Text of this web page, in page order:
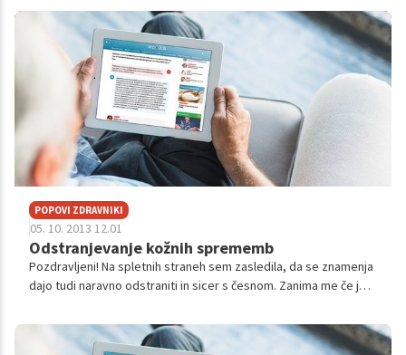
marsikaj,...
POPOVI ZDRAVNIKI
05. 10. 2013 12.01
Odstranjevanje kožnih sprememb
Pozdravljeni! Na spletnih straneh sem zasledila, da se znamenja
dajo tudi naravno odstraniti in sicer s česnom. Zanima me če je
odstranjevanja bre...